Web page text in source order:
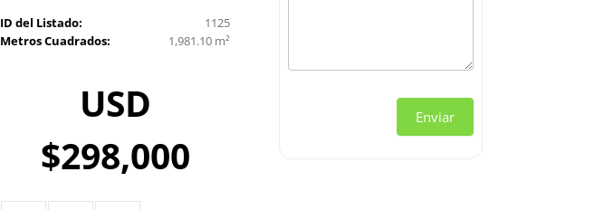
ID del Listado:
1125
Metros Cuadrados:
1,981.10 m²
USD
$298,000
Enviar